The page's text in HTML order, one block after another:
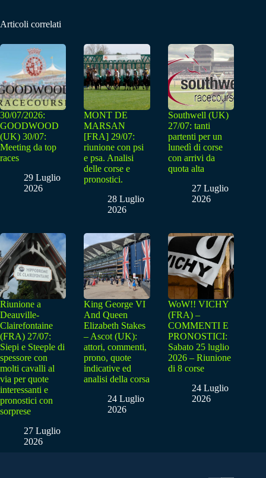
Articoli correlati
30/07/2026:
GOODWOOD
(UK) 30/07:
Meeting da top
races
29 Luglio
2026
MONT DE
MARSAN
[FRA] 29/07:
riunione con psi
e psa. Analisi
delle corse e
pronostici.
28 Luglio
2026
Southwell (UK)
27/07: tanti
partenti per un
lunedì di corse
con arrivi da
quota alta
27 Luglio
2026
Riunione a
Deauville-
Clairefontaine
(FRA) 27/07:
Siepi e Steeple di
spessore con
molti cavalli al
via per quote
interessanti e
pronostici con
sorprese
27 Luglio
2026
King George VI
And Queen
Elizabeth Stakes
– Ascot (UK):
attori, commenti,
prono, quote
indicative ed
analisi della corsa
24 Luglio
2026
WoW!! VICHY
(FRA) –
COMMENTI E
PRONOSTICI:
Sabato 25 luglio
2026 – Riunione
di 8 corse
24 Luglio
2026